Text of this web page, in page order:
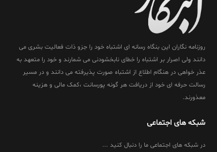
روزنامه نگاران این بنگاه رسانه ای اشتباه خود را جزو ذات فعالیت بشری می
دانند ولی اصرار بر اشتباه را خطای نابخشودنی می شمارند و خود را متعهد به
عذر خواهی در هنگام اطلاع از اشتباه صورت پذیرفته می دانند و در مسیر
رسالت حرفه ای خود از دریافت هر گونه پورسانت ،کمک مالی و هزینه
معذورند.
شبکه های اجتماعی
در شبکه های اجتماعی ما را دنبال کنید ...